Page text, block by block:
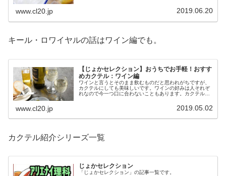
www.cl20.jp 2019.06.20
キール・ロワイヤルの話はワイン編でも。
【じょかセレクション】おうちでお手軽！おすす
めカクテル：ワイン編
ワインと言うとそのまま飲むものだと思われがちですが、
カクテルにしても美味しいです。ワインの好みは人それぞ
れなので今一つ口に合わないこともあります。カクテルに
www.cl20.jp 2019.05.02
カクテル紹介シリーズ一覧
じょかセレクション
「じょかセレクション」の記事一覧です。